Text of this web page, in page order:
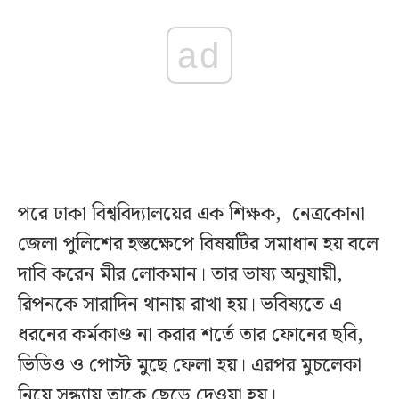
ad
পরে ঢাকা বিশ্ববিদ্যালয়ের এক শিক্ষক, নেত্রকোনা
জেলা পুলিশের হস্তক্ষেপে বিষয়টির সমাধান হয় বলে
দাবি করেন মীর লোকমান। তার ভাষ্য অনুযায়ী,
রিপনকে সারাদিন থানায় রাখা হয়। ভবিষ্যতে এ
ধরনের কর্মকাণ্ড না করার শর্তে তার ফোনের ছবি,
ভিডিও ও পোস্ট মুছে ফেলা হয়। এরপর মুচলেকা